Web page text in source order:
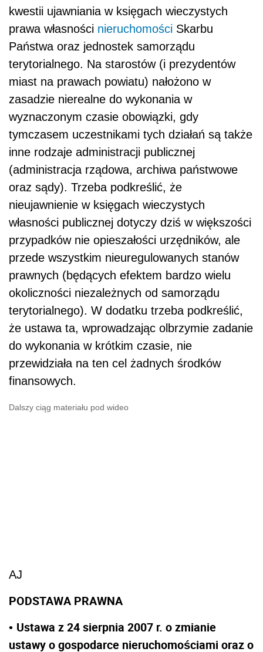
kwestii ujawniania w księgach wieczystych
prawa własności nieruchomości Skarbu
Państwa oraz jednostek samorządu
terytorialnego. Na starostów (i prezydentów
miast na prawach powiatu) nałożono w
zasadzie nierealne do wykonania w
wyznaczonym czasie obowiązki, gdy
tymczasem uczestnikami tych działań są także
inne rodzaje administracji publicznej
(administracja rządowa, archiwa państwowe
oraz sądy). Trzeba podkreślić, że
nieujawnienie w księgach wieczystych
własności publicznej dotyczy dziś w większości
przypadków nie opieszałości urzędników, ale
przede wszystkim nieuregulowanych stanów
prawnych (będących efektem bardzo wielu
okoliczności niezależnych od samorządu
terytorialnego). W dodatku trzeba podkreślić,
że ustawa ta, wprowadzając olbrzymie zadanie
do wykonania w krótkim czasie, nie
przewidziała na ten cel żadnych środków
finansowych.
Dalszy ciąg materiału pod wideo
AJ
PODSTAWA PRAWNA
• Ustawa z 24 sierpnia 2007 r. o zmianie
ustawy o gospodarce nieruchomościami oraz o